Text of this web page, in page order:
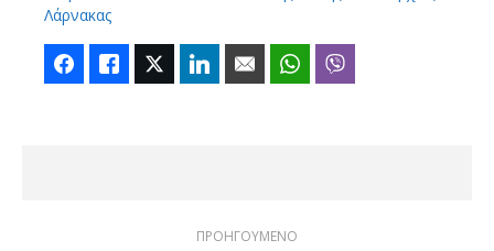
Λάρνακας
FacebookLike Twitter LinkedIn Email WhatsApp
ΠΡΟΗΓΟΥΜΕΝΟ